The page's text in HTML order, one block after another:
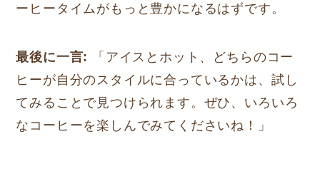
ーヒータイムがもっと豊かになるはずです。
最後に一言:
「アイスとホット、どちらのコー
ヒーが自分のスタイルに合っているかは、試し
てみることで見つけられます。ぜひ、いろいろ
なコーヒーを楽しんでみてくださいね！」